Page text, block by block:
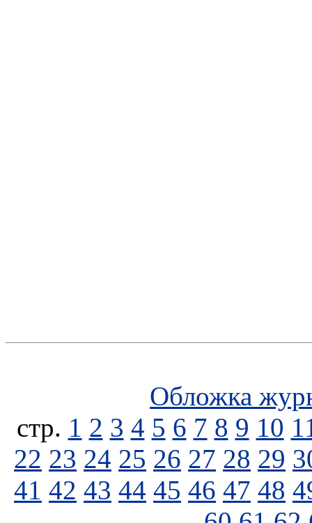
Обложка
стp. 1 2 3 4 5 6 7 8 9 10
22 23 24 25 26 27 28 29
41 42 43 44 45 46 47 48